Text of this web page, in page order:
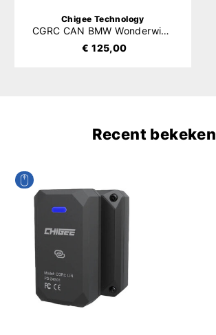
Chigee Technology
CGRC CAN BMW Wonderwiel Besturing
€ 125,00
Recent bekeken